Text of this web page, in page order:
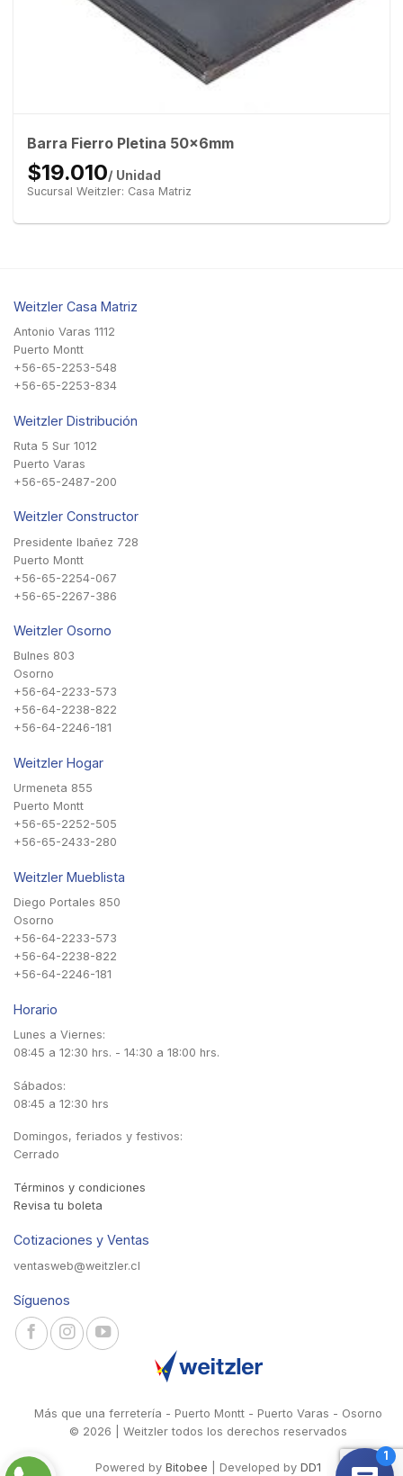
Barra Fierro Pletina 50x6mm
$19.010/ Unidad
Sucursal Weitzler: Casa Matriz
Weitzler Casa Matriz
Antonio Varas 1112
Puerto Montt
+56-65-2253-548
+56-65-2253-834
Weitzler Distribución
Ruta 5 Sur 1012
Puerto Varas
+56-65-2487-200
Weitzler Constructor
Presidente Ibañez 728
Puerto Montt
+56-65-2254-067
+56-65-2267-386
Weitzler Osorno
Bulnes 803
Osorno
+56-64-2233-573
+56-64-2238-822
+56-64-2246-181
Weitzler Hogar
Urmeneta 855
Puerto Montt
+56-65-2252-505
+56-65-2433-280
Weitzler Mueblista
Diego Portales 850
Osorno
+56-64-2233-573
+56-64-2238-822
+56-64-2246-181
Horario
Lunes a Viernes:
08:45 a 12:30 hrs. - 14:30 a 18:00 hrs.
Sábados:
08:45 a 12:30 hrs
Domingos, feriados y festivos:
Cerrado
Términos y condiciones
Revisa tu boleta
Cotizaciones y Ventas
ventasweb@weitzler.cl
Síguenos
Más que una ferretería - Puerto Montt - Puerto Varas - Osorno
© 2026 | Weitzler todos los derechos reservados
Powered by Bitobee | Developed by DD1